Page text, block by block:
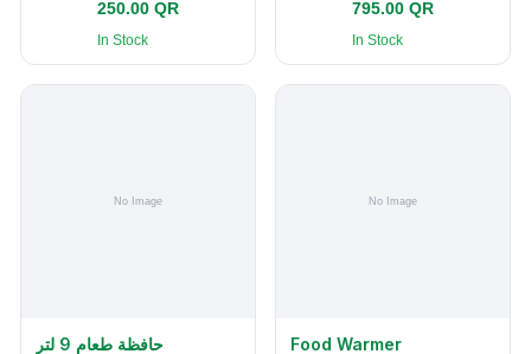
250.00 QR
In Stock
795.00 QR
In Stock
حافظة طعام 9 لتر Food Warmer